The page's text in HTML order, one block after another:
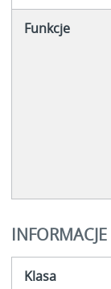
Funkcje
Klasa